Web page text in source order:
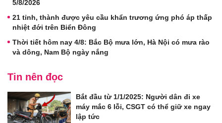
5/8/2026
21 tỉnh, thành được yêu cầu khẩn trương ứng phó áp thấp
nhiệt đới trên Biển Đông
Thời tiết hôm nay 4/8: Bắc Bộ mưa lớn, Hà Nội có mưa rào
và dông, Nam Bộ ngày nắng
Tin nên đọc
Bắt đầu từ 1/1/2025: Người dân đi xe
máy mắc 6 lỗi, CSGT có thể giữ xe ngay
lập tức